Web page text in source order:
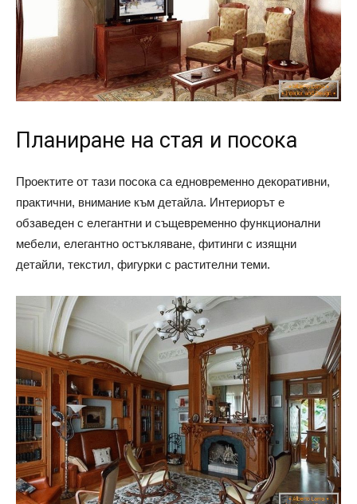
Планиране на стая и посока
Проектите от тази посока са едновременно декоративни,
практични, внимание към детайла. Интериорът е
обзаведен с елегантни и същевременно функционални
мебели, елегантно остъкляване, фитинги с изящни
детайли, текстил, фигурки с растителни теми.